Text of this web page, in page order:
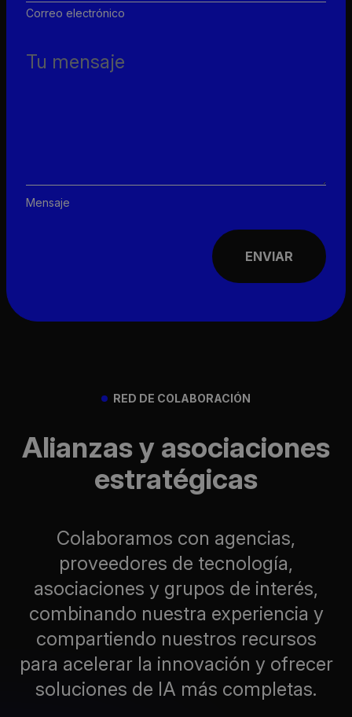
Correo electrónico
Mensaje
ENVIAR
RED DE COLABORACIÓN
Alianzas y asociaciones
estratégicas
Colaboramos con agencias,
proveedores de tecnología,
asociaciones y grupos de interés,
combinando nuestra experiencia y
compartiendo nuestros recursos
para acelerar la innovación y ofrecer
soluciones de IA más completas.